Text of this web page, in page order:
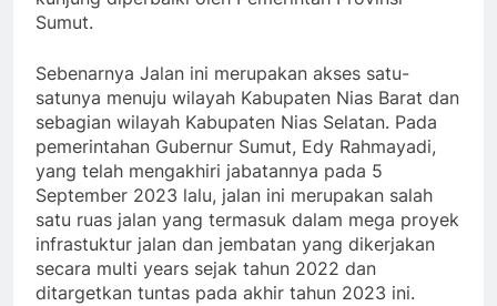
Sumut.
Sebenarnya Jalan ini merupakan akses satu-
satunya menuju wilayah Kabupaten Nias Barat dan
sebagian wilayah Kabupaten Nias Selatan. Pada
pemerintahan Gubernur Sumut, Edy Rahmayadi,
yang telah mengakhiri jabatannya pada 5
September 2023 lalu, jalan ini merupakan salah
satu ruas jalan yang termasuk dalam mega proyek
infrastuktur jalan dan jembatan yang dikerjakan
secara multi years sejak tahun 2022 dan
ditargetkan tuntas pada akhir tahun 2023 ini.